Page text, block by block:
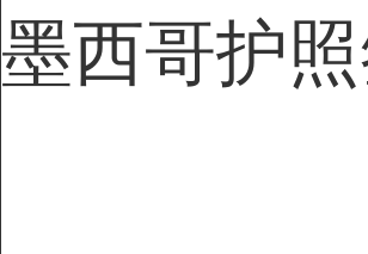
墨西哥护